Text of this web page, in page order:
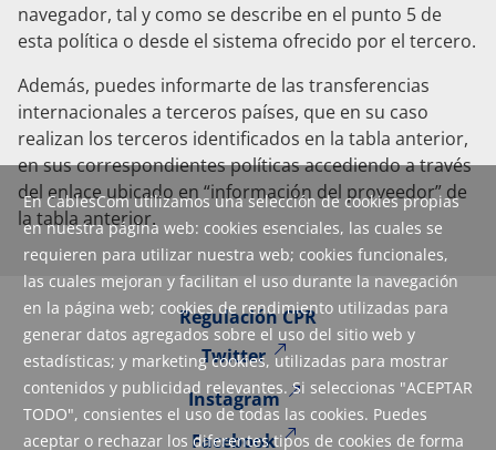
En CablesCom utilizamos una selección de cookies propias
en nuestra página web: cookies esenciales, las cuales se
requieren para utilizar nuestra web; cookies funcionales,
las cuales mejoran y facilitan el uso durante la navegación
en la página web; cookies de rendimiento utilizadas para
generar datos agregados sobre el uso del sitio web y
estadísticas; y marketing cookies, utilizadas para mostrar
contenidos y publicidad relevantes. Si seleccionas "ACEPTAR
TODO", consientes el uso de todas las cookies. Puedes
aceptar o rechazar los diferentes tipos de cookies de forma
navegador, tal y como se describe en el punto 5 de
esta política o desde el sistema ofrecido por el tercero.
Además, puedes informarte de las transferencias
internacionales a terceros países, que en su caso
realizan los terceros identificados en la tabla anterior,
en sus correspondientes políticas accediendo a través
del enlace ubicado en “información del proveedor” de
la tabla anterior.
Regulación CPR
Twitter
Instagram
Facebook